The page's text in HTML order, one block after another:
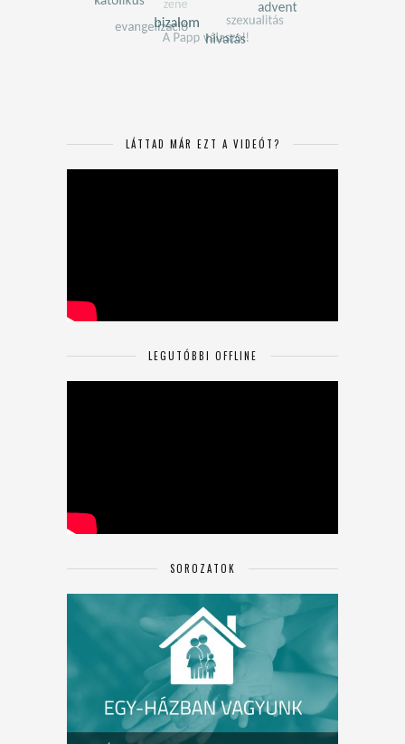
LÁTTAD MÁR EZT A VIDEÓT?
LEGUTÓBBI OFFLINE
SOROZATOK